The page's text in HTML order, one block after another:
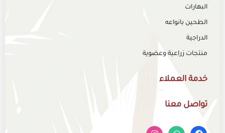
البهارات
الطحين بانواعه
الدراجية
منتجات زراعية وعضوية
خدمة العملاء
تواصل معنا